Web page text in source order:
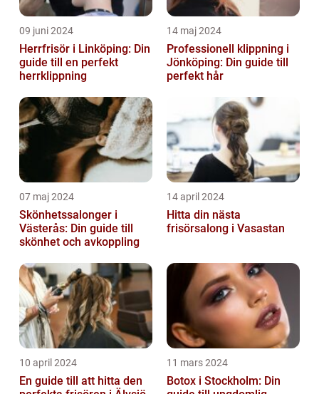
09 juni 2024
Herrfrisör i Linköping: Din
guide till en perfekt
herrklippning
14 maj 2024
Professionell klippning i
Jönköping: Din guide till
perfekt hår
07 maj 2024
Skönhetssalonger i
Västerås: Din guide till
skönhet och avkoppling
14 april 2024
Hitta din nästa
frisörsalong i Vasastan
10 april 2024
En guide till att hitta den
11 mars 2024
Botox i Stockholm: Din